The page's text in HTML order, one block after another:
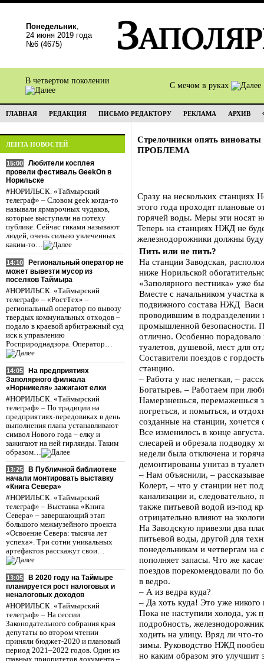
Понедельник,
24 июня 2019 года
№6 (4675)
В четвертом поколении
С мечом в руках
ГЛАВНАЯ РЕДАКЦИЯ ПИСЬМО РЕДАКТОРУ РЕКЛАМА АРХИВ
ЛЕНТА НОВОСТЕЙ
15:00
Любители косплея
провели фестиваль GeekOn в
Норильске
#НОРИЛЬСК. «Таймырский
телеграф» – Словом geek когда-то
называли ярмарочных чудаков,
которые выступали на потеху
публике. Сейчас гиками называют
людей, очень сильно увлеченных
каким-то…
14:10
Региональный оператор не
может вывезти мусор из
поселков Таймыра
#НОРИЛЬСК. «Таймырский
телеграф» – «РостТех» –
региональный оператор по вывозу
твердых коммунальных отходов –
подало в краевой арбитражный суд
иск к управлению
Росприроднадзора. Оператор…
14:05
На предприятиях
Заполярного филиала
«Норникеля» зажигают елки
#НОРИЛЬСК. «Таймырский
телеграф» – По традиции на
предприятиях-передовиках в день
выполнения плана устанавливают
символ Нового года – елку и
зажигают на ней гирлянды. Таким
образом…
13:25
В Публичной библиотеке
начали монтировать выставку
«Книга Севера»
#НОРИЛЬСК. «Таймырский
телеграф» – Выставка «Книга
Севера» – завершающий этап
большого межмузейного проекта
«Освоение Севера: тысяча лет
успеха». Три сотни уникальных
артефактов расскажут свои…
13:05
В 2020 году на Таймыре
планируется рост налоговых и
неналоговых доходов
#НОРИЛЬСК. «Таймырский
телеграф» – На сессии
Законодательного собрания края
депутаты во втором чтении
приняли бюджет-2020 и плановый
период 2021–2022 годов. Один из
главных приоритетов документа –
Стрелочники опять виноваты
ПРОБЛЕМА
Сразу на нескольких станциях
этого года проходят плановые
горячей воды. Меры эти носят
Теперь на станциях НЖД не
железнодорожники должны
Пить или не пить?
На станции Заводская,
ниже Норильской
«Заполярного вестника» уже
Вместе с начальником участка
подвижного состава НЖД
проводившим в подразделении
промышленной безопасности.
отлично. Особенно порадовало
туалетов, душевой, мест для
Составители поездов с
станцию.
– Работа у нас нелегкая, –
Богатырев. – Работаем при
Намерзнешься, перемажешься
погреться, и помыться, и
созданные на станции, хочется
Все изменилось в конце
слесарей и обрезала подводку
недели была отключена и
демонтированы унитаз в
– Нам объяснили, –
Колерт, – что у станции нет
канализации и,
также питьевой водой из-под
отрицательно влияют на
На Заводскую привезли два
питьевой воды, другой для
понедельникам и четвергам на
пополняет запасы. Что же
поездов порекомендовали по
в ведро.
– А из ведра куда?
– Да хоть куда! Это уже никого
Пока не наступили холода, уж
подробность,
ходить на улицу. Вряд ли что-
зимы. Руководство НЖД
но каким образом это улучшит